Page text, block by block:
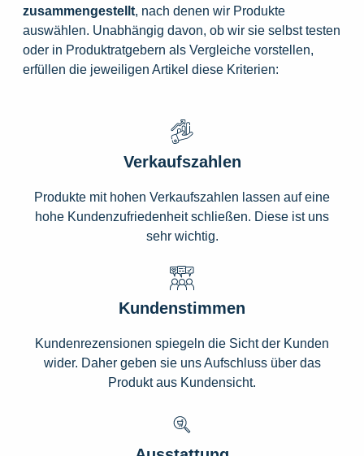
zusammengestellt, nach denen wir Produkte
auswählen. Unabhängig davon, ob wir sie selbst testen
oder in Produktratgebern als Vergleiche vorstellen,
erfüllen die jeweiligen Artikel diese Kriterien:
Verkaufszahlen
Produkte mit hohen Verkaufszahlen lassen auf eine
hohe Kundenzufriedenheit schließen. Diese ist uns
sehr wichtig.
Kundenstimmen
Kundenrezensionen spiegeln die Sicht der Kunden
wider. Daher geben sie uns Aufschluss über das
Produkt aus Kundensicht.